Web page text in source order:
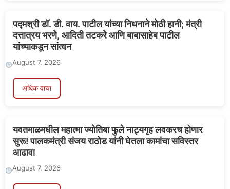
पद्मश्री डॉ. डी. वाय. पाटील यांच्या निधनाने मोठी हानी; मंत्री
दत्तात्रय भरणे, आदिती तटकरे आणि बाबासाहेब पाटील
यांच्याकडून सांत्वन
August 7, 2026
अधिक वाचा
यवतमाळमधील महात्मा ज्योतिबा फुले नाट्यगृह लवकरच होणार
सुरू! पालकमंत्री संजय राठोड यांनी घेतला कामांचा सविस्तर
आढावा
August 7, 2026